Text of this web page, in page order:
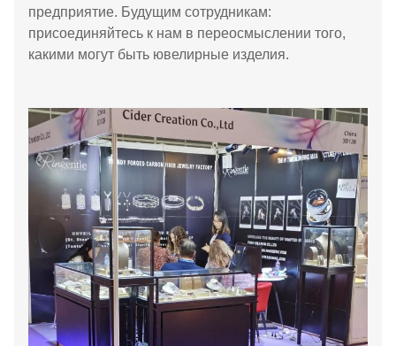
предприятие. Будущим сотрудникам:
присоединяйтесь к нам в переосмыслении того,
какими могут быть ювелирные изделия.